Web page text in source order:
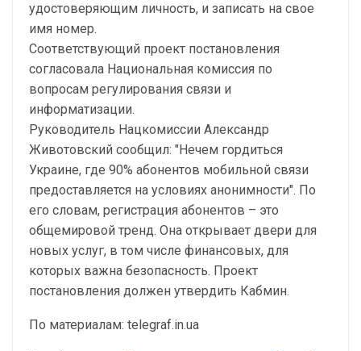
удостоверяющим личность, и записать на свое
имя номер.
Соответствующий проект постановления
согласовала Национальная комиссия по
вопросам регулирования связи и
информатизации.
Руководитель Нацкомиссии Александр
Животовский сообщил: "Нечем гордиться
Украине, где 90% абонентов мобильной связи
предоставляется на условиях анонимности". По
его словам, регистрация абонентов – это
общемировой тренд. Она открывает двери для
новых услуг, в том числе финансовых, для
которых важна безопасность. Проект
постановления должен утвердить Кабмин.
По материалам: telegraf.in.ua